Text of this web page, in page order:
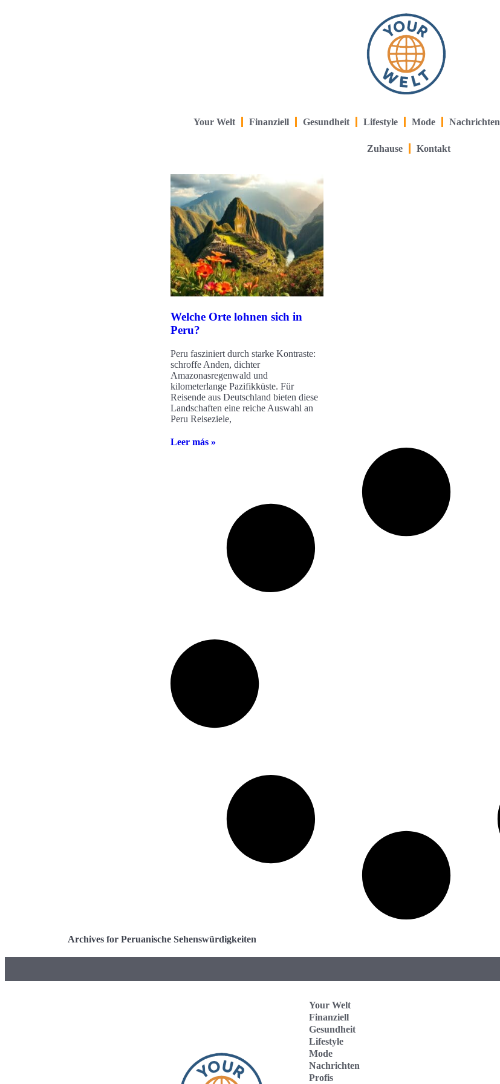
Your Welt Finanziell Gesundheit Lifestyle Mode Nachrichten
Zuhause Kontakt
Welche Orte lohnen sich in
Peru?
Peru fasziniert durch starke Kontraste:
schroffe Anden, dichter
Amazonasregenwald und
kilometerlange Pazifikküste. Für
Reisende aus Deutschland bieten diese
Landschaften eine reiche Auswahl an
Peru Reiseziele,
Leer más »
Archives for Peruanische Sehenswürdigkeiten
Your Welt
Finanziell
Gesundheit
Lifestyle
Mode
Nachrichten
Profis